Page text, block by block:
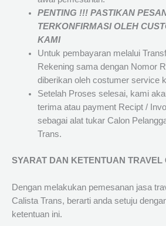
PENTING !!! PASTIKAN
TERKONFIRMASI OLEH
KAMI
Untuk pembayaran melalui
Rekening sama dengan Nomor
diberikan oleh costumer service
Setelah Proses selesai, kami
terima atau payment Recipt /
sebagai alat tukar Calon
Trans.
SYARAT DAN KETENTUAN
Dengan melakukan pemesanan jasa
Calista Trans, berarti anda setuju
ketentuan ini.